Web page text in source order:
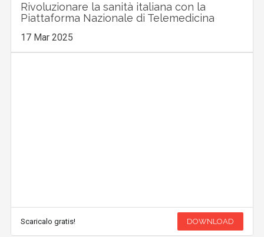
Rivoluzionare la sanità italiana con la
Piattaforma Nazionale di Telemedicina
17 Mar 2025
Scaricalo gratis! DOWNLOAD